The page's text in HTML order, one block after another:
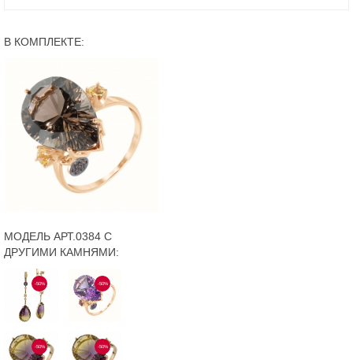
В КОМПЛЕКТЕ:
МОДЕЛЬ АРТ.0384 С
ДРУГИМИ КАМНЯМИ:
-50% -50%
-50% -50%